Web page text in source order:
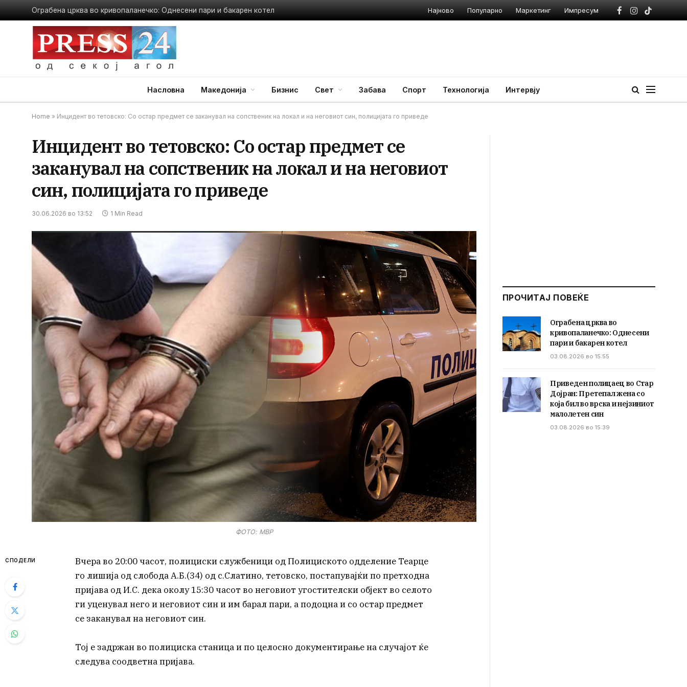
Ограбена црква во кривопаланечко: Однесени пари и бакарен котел Најново Популарно Маркетинг Импресум
Facebook
Instagram
TikTok
Насловна Македонија Бизнис Свет Забава Спорт Технологија Интервју
Home » Инцидент во тетовско: Со остар предмет се заканувал на сопственик на локал и на неговиот син, полицијата го приведе
Инцидент во тетовско: Со остар предмет се
заканувал на сопственик на локал и на неговиот
син, полицијата го приведе
30.06.2026 во 13:52 1 Min Read
ФОТО: МВР
СПОДЕЛИ
Вчера во 20:00 часот, полициски службеници од Полициското одделение Теарце
го лишија од слобода А.Б.(34) од с.Слатино, тетовско, постапувајќи по претходна
пријава од И.С. дека околу 15:30 часот во неговиот угостителски објект во селото
ги уценувал него и неговиот син и им барал пари, а подоцна и со остар предмет
се заканувал на неговиот син.
Toj е задржан во полициска станица и по целосно документирање на случајот ќе
следува соодветна пријава.
ПРОЧИТАЈ ПОВЕЌЕ
Ограбена црква во
кривопаланечко: Однесени
пари и бакарен котел
03.08.2026 во 15:55
Приведен полицаец во Стар
Дојран: Претепал жена со
која бил во врска и нејзиниот
малолетен син
03.08.2026 во 15:39